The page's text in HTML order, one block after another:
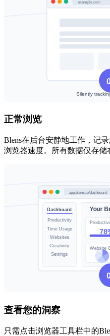
正常浏览
Blens在后台安静地工作，记
浏览器速度。所有数据仅存储
查看您的洞察
只需点击浏览器工具栏中的